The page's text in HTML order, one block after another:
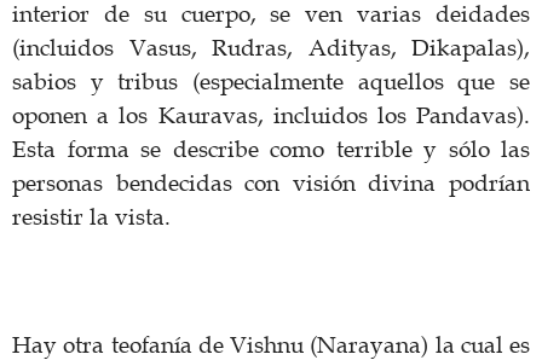
interior de su cuerpo, se ven varias deidades
(incluidos Vasus, Rudras, Adityas, Dikapalas),
sabios y tribus (especialmente aquellos que se
oponen a los Kauravas, incluidos los Pandavas).
Esta forma se describe como terrible y sólo las
personas bendecidas con visión divina podrían
resistir la vista.
Hay otra teofanía de Vishnu (Narayana) la cual es